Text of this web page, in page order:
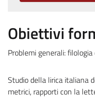
Obiettivi
Problemi generali: filologia
Studio della lirica italiana
metrici, rapporti con la